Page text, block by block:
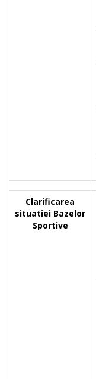
Clarificarea
situatiei Bazelor
Sportive